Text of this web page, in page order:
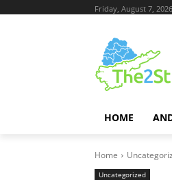
Friday, August 7, 2026
HOME
Home
Uncategorized